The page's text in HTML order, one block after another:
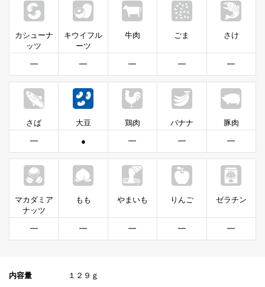
カシューナ
ッツ
━
キウイフル
ーツ
━
牛肉
━
ごま
━
さけ
━
さば
━
大豆
●
鶏肉
━
バナナ
━
豚肉
━
マカダミア
ナッツ
━
もも
━
やまいも
━
りんご
━
ゼラチン
━
内容量 １２９ｇ